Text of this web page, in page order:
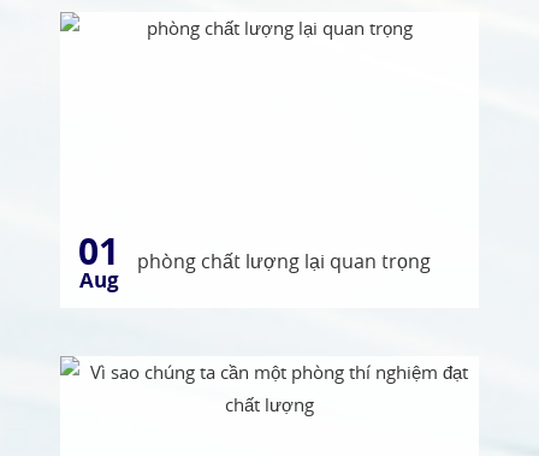
01
Aug
phòng chất lượng lại quan trọng